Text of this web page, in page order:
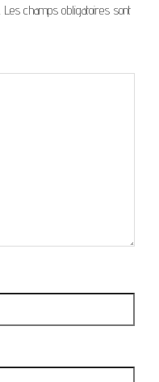
Les champs obligatoires sont